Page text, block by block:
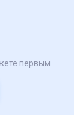
первым